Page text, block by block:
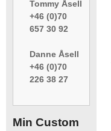
Tommy Åsell
+46 (0)70
657 30 92
Danne Åsell
+46 (0)70
226 38 27
Min Custom